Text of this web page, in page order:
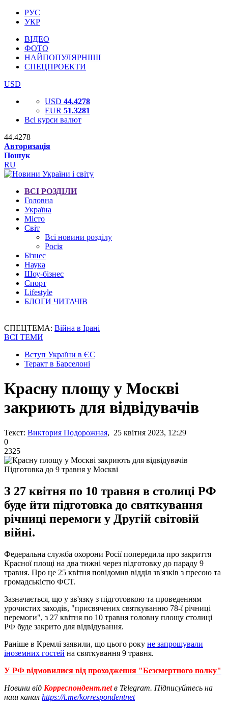
РУС
УКР
ВІДЕО
ФОТО
НАЙПОПУЛЯРНІШІ
СПЕЦПРОЕКТИ
USD
USD 44.4278
EUR 51.3281
Всі курси валют
44.4278
Авторизація
Пошук
RU
ВСІ РОЗДІЛИ
Головна
Україна
Місто
Світ
Всі новини розділу
Росія
Бізнес
Наука
Шоу-бізнес
Спорт
Lifestyle
БЛОГИ ЧИТАЧІВ
СПЕЦТЕМА: Війна в Ірані
ВСІ ТЕМИ
Вступ України в ЄС
Теракт в Барселоні
Красну площу у Москві
закриють для відвідувачів
Текст: Виктория Подорожная, 25 квітня 2023, 12:29
0
2325
Підготовка до 9 травня у Москві
З 27 квітня по 10 травня в столиці РФ
буде йти підготовка до святкування
річниці перемоги у Другій світовій
війні.
Федеральна служба охорони Росії попередила про закриття
Красної площі на два тижні через підготовку до параду 9
травня. Про це 25 квітня повідомив відділ зв'язків з пресою та
громадськістю ФСТ.
Зазначається, що у зв'язку з підготовкою та проведенням
урочистих заходів, "присвячених святкуванню 78-ї річниці
перемоги", з 27 квітня по 10 травня головну площу столиці
РФ буде закрито для відвідування.
Раніше в Кремлі заявили, що цього року не запрошували
іноземних гостей на святкування 9 травня.
У РФ відмовилися від проходження "Безсмертного полку"
Новини від Корреспондент.netв Telegram. Підписуйтесь на
наш канал https://t.me/korrespondentnet